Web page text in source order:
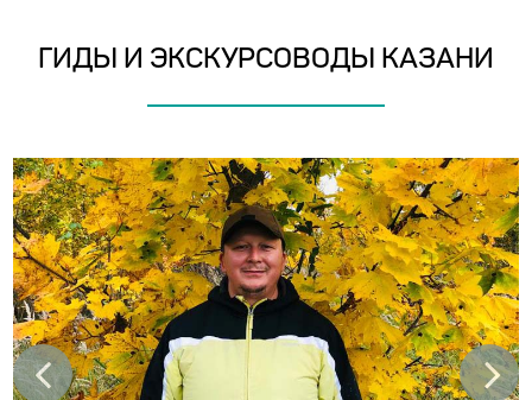
ГИДЫ И ЭКСКУРСОВОДЫ КАЗАНИ